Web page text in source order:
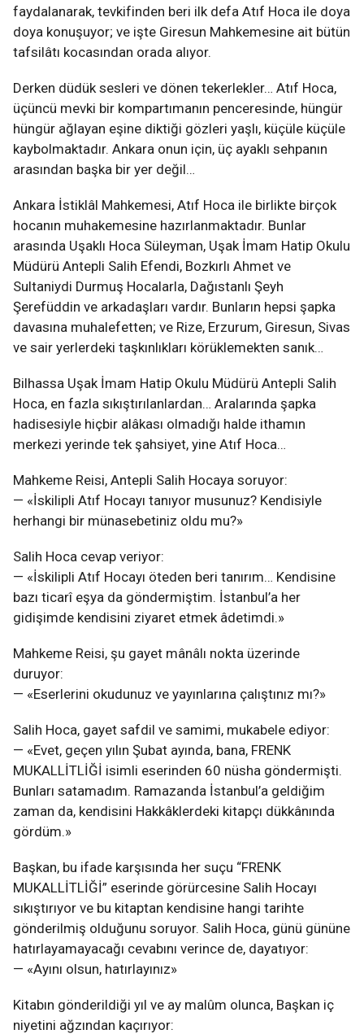
faydalanarak, tevkifinden beri ilk defa Atıf Hoca ile doya
doya konuşuyor; ve işte Giresun Mahkemesine ait bütün
tafsilâtı kocasından orada alıyor.
Derken düdük sesleri ve dönen tekerlekler… Atıf Hoca,
üçüncü mevki bir kompartımanın penceresinde, hüngür
hüngür ağlayan eşine diktiği gözleri yaşlı, küçüle küçüle
kaybolmaktadır. Ankara onun için, üç ayaklı sehpanın
arasından başka bir yer değil…
Ankara İstiklâl Mahkemesi, Atıf Hoca ile birlikte birçok
hocanın muhakemesine hazırlanmaktadır. Bunlar
arasında Uşaklı Hoca Süleyman, Uşak İmam Hatip Okulu
Müdürü Antepli Salih Efendi, Bozkırlı Ahmet ve
Sultaniydi Durmuş Hocalarla, Dağıstanlı Şeyh
Şerefüddin ve arkadaşları vardır. Bunların hepsi şapka
davasına muhalefetten; ve Rize, Erzurum, Giresun, Sivas
ve sair yerlerdeki taşkınlıkları körüklemekten sanık…
Bilhassa Uşak İmam Hatip Okulu Müdürü Antepli Salih
Hoca, en fazla sıkıştırılanlardan… Aralarında şapka
hadisesiyle hiçbir alâkası olmadığı halde ithamın
merkezi yerinde tek şahsiyet, yine Atıf Hoca…
Mahkeme Reisi, Antepli Salih Hocaya soruyor:
— «İskilipli Atıf Hocayı tanıyor musunuz? Kendisiyle
herhangi bir münasebetiniz oldu mu?»
Salih Hoca cevap veriyor:
— «İskilipli Atıf Hocayı öteden beri tanırım… Kendisine
bazı ticarî eşya da göndermiştim. İstanbul’a her
gidişimde kendisini ziyaret etmek âdetimdi.»
Mahkeme Reisi, şu gayet mânâlı nokta üzerinde
duruyor:
— «Eserlerini okudunuz ve yayınlarına çalıştınız mı?»
Salih Hoca, gayet safdil ve samimi, mukabele ediyor:
— «Evet, geçen yılın Şubat ayında, bana, FRENK
MUKALLİTLİĞİ isimli eserinden 60 nüsha göndermişti.
Bunları satamadım. Ramazanda İstanbul’a geldiğim
zaman da, kendisini Hakkâklerdeki kitapçı dükkânında
gördüm.»
Başkan, bu ifade karşısında her suçu “FRENK
MUKALLİTLİĞİ” eserinde görürcesine Salih Hocayı
sıkıştırıyor ve bu kitaptan kendisine hangi tarihte
gönderilmiş olduğunu soruyor. Salih Hoca, günü gününe
hatırlayamayacağı cevabını verince de, dayatıyor:
— «Ayını olsun, hatırlayınız»
Kitabın gönderildiği yıl ve ay malûm olunca, Başkan iç
niyetini ağzından kaçırıyor: